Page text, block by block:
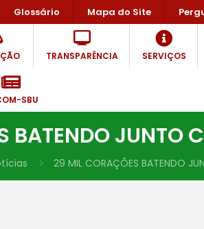
Glossário Mapa do Site
TRANSPARÊNCIA SERVIÇOS
SBU
BATENDO JUNTO
29 MIL CORAÇÕES BATENDO